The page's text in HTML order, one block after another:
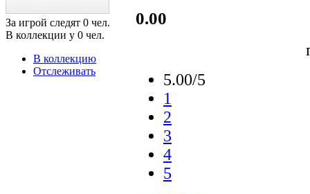
За игрой следят 0 чел.
В коллекции у 0 чел.
В коллекцию
Отслеживать
0.00
5.00/5
1
2
3
4
5